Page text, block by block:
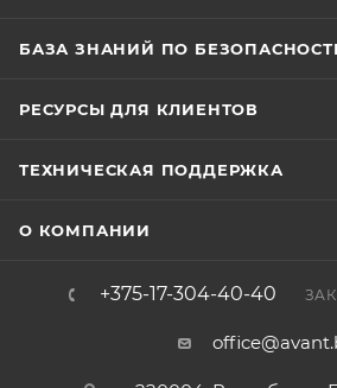
БАЗА ЗНАНИЙ ПО
РЕСУРСЫ ДЛЯ КЛИЕНТОВ
ТЕХНИЧЕСКАЯ ПОДДЕРЖКА
О КОМПАНИИ
+375-17-304-40-40